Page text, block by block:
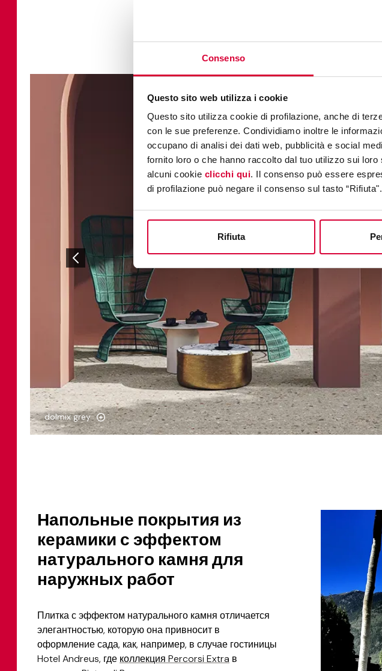
Consenso
Questo sito web utilizza i cookie
Questo sito utilizza cookie di profilazione, anche di
con le sue preferenze. Condividiamo inoltre le
occupano di analisi dei dati web, pubblicità e social
fornito loro o che hanno raccolto dal tuo utilizzo sui
alcuni cookie clicchi qui. Il consenso può essere
di profilazione può negare il consenso sul tasto “Rifiuta".
Rifiuta
dolmix grey
Напольные покрытия из
керамики с эффектом
натурального камня для
наружных работ
Плитка с эффектом натурального камня отличается
элегантностью, которую она привносит в
оформление сада, как, например, в случае гостиницы
Hotel Andreus, где коллекция Percorsi Extra в